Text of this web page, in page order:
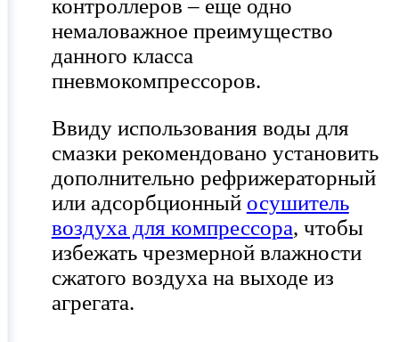
контроллеров – еще одно
немаловажное преимущество
данного класса
пневмокомпрессоров.
Ввиду использования воды для
смазки рекомендовано установить
дополнительно рефрижераторный
или адсорбционный осушитель
воздуха для компрессора, чтобы
избежать чрезмерной влажности
сжатого воздуха на выходе из
агрегата.